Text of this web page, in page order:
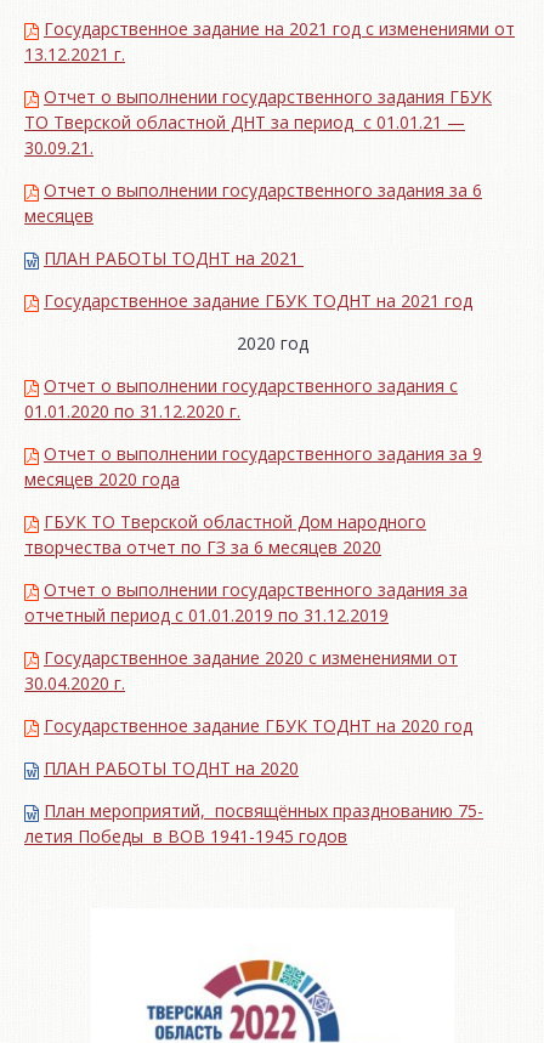
Государственное задание на 2021 год с изменениями от
13.12.2021 г.
Отчет о выполнении государственного задания ГБУК
ТО Тверской областной ДНТ за период с 01.01.21 —
30.09.21.
Отчет о выполнении государственного задания за 6
месяцев
ПЛАН РАБОТЫ ТОДНТ на 2021
Государственное задание ГБУК ТОДНТ на 2021 год
2020 год
Отчет о выполнении государственного задания с
01.01.2020 по 31.12.2020 г.
Отчет о выполнении государственного задания за 9
месяцев 2020 года
ГБУК ТО Тверской областной Дом народного
творчества отчет по ГЗ за 6 месяцев 2020
Отчет о выполнении государственного задания за
отчетный период с 01.01.2019 по 31.12.2019
Государственное задание 2020 с изменениями от
30.04.2020 г.
Государственное задание ГБУК ТОДНТ на 2020 год
ПЛАН РАБОТЫ ТОДНТ на 2020
План мероприятий, посвящённых празднованию 75-
летия Победы в ВОВ 1941-1945 годов